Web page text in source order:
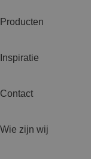
Producten
Inspiratie
Contact
Wie zijn wij